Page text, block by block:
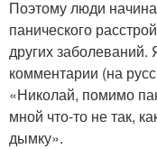
Поэтому люди
панического
других заболеваний.
комментарии (на
«Николай, помимо
мной что-то не так,
дымку».